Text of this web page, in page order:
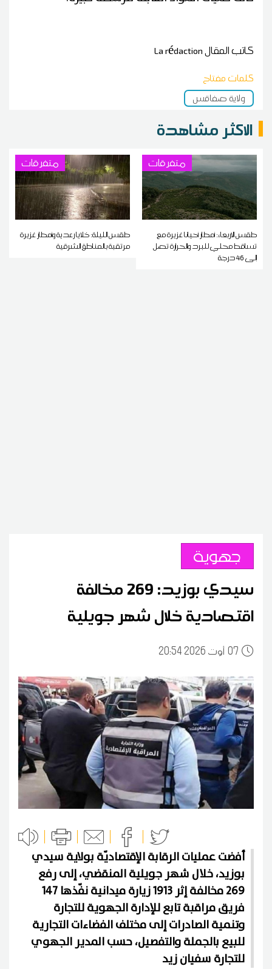
كاتب المقالLa rédaction
كلمات مفتاح
ولاية صفاقس
الاكثر مشاهدة
متفرقات
طقس الاربعاء: أمطار أحيانا غزيرة مع
تساقط محلي للبرد والحرارة تصل
إلى 46 درجة
متفرقات
طقس الليلة: خلايا رعدية وأمطار غزيرة
مرتقبة بالمناطق الشرقية
جهوية
سيدي بوزيد: 269 مخالفة
اقتصادية خلال شهر جويلية
0720:54 2026 أوت
أفضت عمليات الرقابة الإقتصاديّة بولاية سيدي
بوزيد، خلال شهر جويلية المنقضي، إلى رفع
269 مخالفة إثر 1913 زيارة ميدانية نفّذها 147
فريق مراقبة تابع للإدارة الجهوية للتجارة
وتنمية الصادرات إلى مختلف الفضاءات التجارية
للبيع بالجملة والتفصيل، حسب المدير الجهوي
للتجارة سفيان زيد